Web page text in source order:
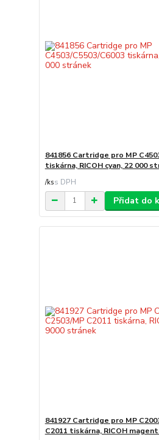
841856 Cartridge pro MP
tiskárna, RICOH cyan, 22 000
/ks
Přidat do
841927 Cartridge pro MP
C2011 tiskárna, RICOH